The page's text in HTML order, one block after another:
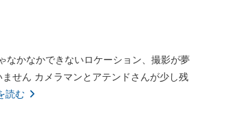
なかなかできないロケーション、撮影が夢
せん カメラマンとアテンドさんが少し残
読む